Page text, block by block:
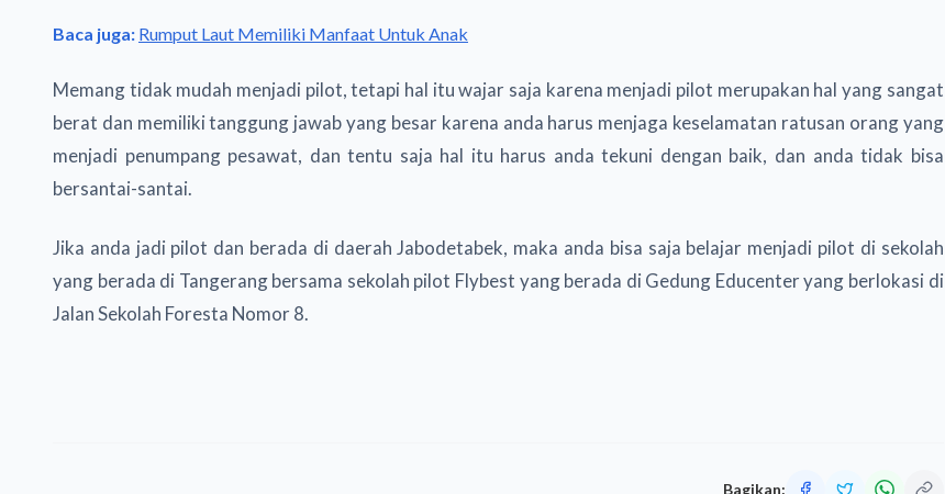
Baca juga: Rumput Laut Memiliki Manfaat Untuk Anak
Memang tidak mudah menjadi pilot, tetapi hal itu wajar saja karena menjadi pilot merupakan hal yang sangat
berat dan memiliki tanggung jawab yang besar karena anda harus menjaga keselamatan ratusan orang yang
menjadi penumpang pesawat, dan tentu saja hal itu harus anda tekuni dengan baik, dan anda tidak bisa
bersantai-santai.
Jika anda jadi pilot dan berada di daerah Jabodetabek, maka anda bisa saja belajar menjadi pilot di sekolah
yang berada di Tangerang bersama sekolah pilot Flybest yang berada di Gedung Educenter yang berlokasi di
Jalan Sekolah Foresta Nomor 8.
Bagikan: